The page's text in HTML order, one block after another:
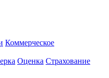
Коммерческое
Оценка Страхование